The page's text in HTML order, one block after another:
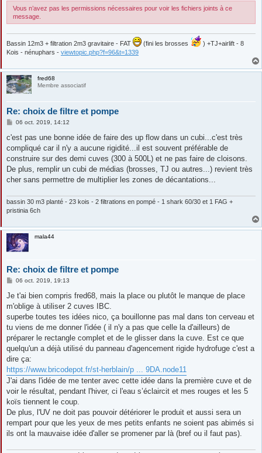
Vous n’avez pas les permissions nécessaires pour voir les fichiers joints à ce
message.
Bassin 12m3 + filtration 2m3 gravitaire - FAT (fini les brosses
) +TJ+airlift - 8
Kois - nénuphars - viewtopic.php?f=96&t=1339
fred68
Membre associatif
Re: choix de filtre et pompe
M
s
a
g
06 oct. 2019, 14:12
c'est pas une bonne idée de faire des up flow dans un cubi...c'est très
compliqué car il n'y a aucune rigidité...il est souvent préférable de
construire sur des demi cuves (300 à 500L) et ne pas faire de cloisons.
De plus, remplir un cubi de médias (brosses, TJ ou autres...) revient très
cher sans permettre de multiplier les zones de décantations...
bassin 30 m3 planté - 23 kois - 2 filtrations en pompé - 1 shark 60/30 et 1 FAG +
pristinia 6ch
mala44
Re: choix de filtre et pompe
M
s
a
g
e
06 oct. 2019, 19:13
Je t'ai bien compris fred68, mais la place ou plutôt le manque de place
m'oblige à utiliser 2 cuves IBC.
superbe toutes tes idées nico, ça bouillonne pas mal dans ton cerveau et
tu viens de me donner l'idée ( il n'y a pas que celle la d'ailleurs) de
préparer le rectangle complet et de le glisser dans la cuve. Est ce que
quelqu'un a déjà utilisé du panneau d'agencement rigide hydrofuge c'est a
dire ça:
https://www.bricodepot.fr/st-herblain/p ... 9DA.node11
J'ai dans l'idée de me tenter avec cette idée dans la première cuve et de
voir le résultat, pendant l'hiver, ci l'eau s’éclaircit et mes rouges et les 5
koïs tiennent le coup.
De plus, l'UV ne doit pas pouvoir détériorer le produit et aussi sera un
rempart pour que les yeux de mes petits enfants ne soient pas abimés si
ils ont la mauvaise idée d'aller se promener par là (bref ou il faut pas).